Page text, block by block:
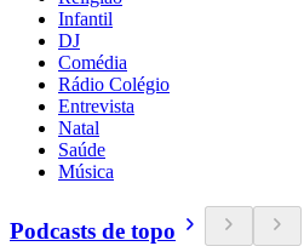
Infantil
DJ
Comédia
Rádio Colégio
Entrevista
Natal
Saúde
Música
Podcasts de topo